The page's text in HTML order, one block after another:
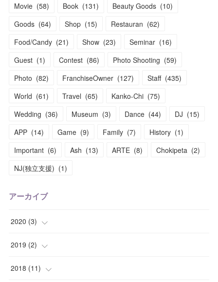
Movie (58) Book (131) Beauty Goods (10)
Goods (64) Shop (15) Restauran (62)
Food/Candy (21) Show (23) Seminar (16)
Guest (1) Contest (86) Photo Shooting (59)
Photo (82) FranchiseOwner (127) Staff (435)
World (61) Travel (65) Kanko-Chi (75)
Wedding (36) Museum (3) Dance (44) DJ (15)
APP (14) Game (9) Family (7) History (1)
Important (6) Ash (13) ARTE (8) Chokipeta (2)
NJ(独立支援) (1)
アーカイブ
2020 (3)
(1
( 1)
2019 (2)
( 1)
2018 (11)